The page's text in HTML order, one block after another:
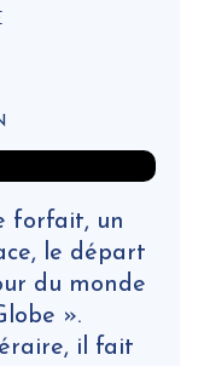
forfait, un
le départ
du monde
».
il fait